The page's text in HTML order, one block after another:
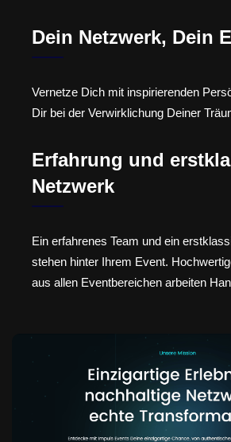
Dein Netzwerk, Dein
Vernetze Dich mit inspirierenden
Dir bei der Verwirklichung Deiner
Erfahrung und
Netzwerk
Ein erfahrenes Team und ein
stehen hinter Ihrem Event.
aus allen Eventbereichen arbeiten